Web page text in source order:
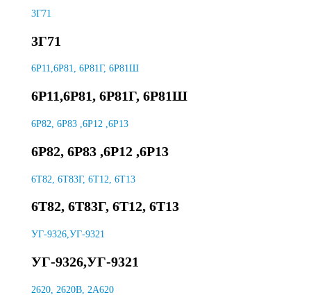
3Г71
3Г71
6Р11,6Р81, 6Р81Г, 6Р81Ш
6Р11,6Р81, 6Р81Г, 6Р81Ш
6Р82, 6Р83 ,6Р12 ,6Р13
6Р82, 6Р83 ,6Р12 ,6Р13
6T82, 6Т83Г, 6Т12, 6Т13
6T82, 6Т83Г, 6Т12, 6Т13
УГ-9326,УГ-9321
УГ-9326,УГ-9321
2620, 2620В, 2А620